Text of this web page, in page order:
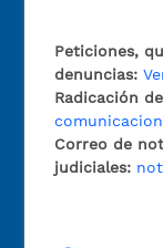
Peticiones,
denuncias:
Radicación
Correo de
judiciales: